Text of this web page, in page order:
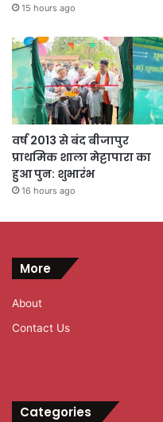
15 hours ago
वर्ष 2013 से बंद बीजापुर
प्राथमिक शाला मेट्टापारा का
हुआ पुन: शुभारंभ
16 hours ago
More
About
Contact Us
Categories